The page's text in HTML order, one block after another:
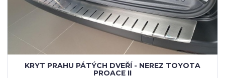
KRYT PRAHU PÁTÝCH DVEŘÍ - NEREZ TOYOTA
PROACE II